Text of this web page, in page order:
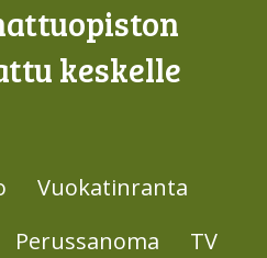
keskelle
Vuokatinranta
Perussanoma
TV